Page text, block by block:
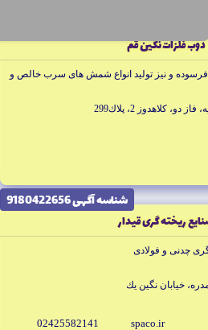
ذوب فلزات نگين قم
فرسوده و نيز توليد انواع شمش هاى سرب خالص و
كلاهدوز 2، پلاك299
شناسه آگهى 9180422656
ريخته گرى قيدار
چدنى و فولادى
خيابان نگين يك
spaco.ir
02425582141